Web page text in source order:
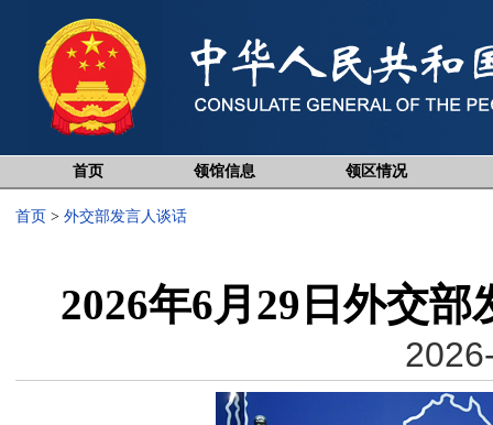
首页 领馆信息 领区情况
首页 > 外交部发言人谈话
2026年6月29日外交